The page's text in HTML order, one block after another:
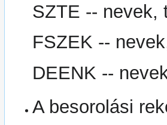
SZTE -- nevek,
FSZEK --
DEENK --
A besorolási